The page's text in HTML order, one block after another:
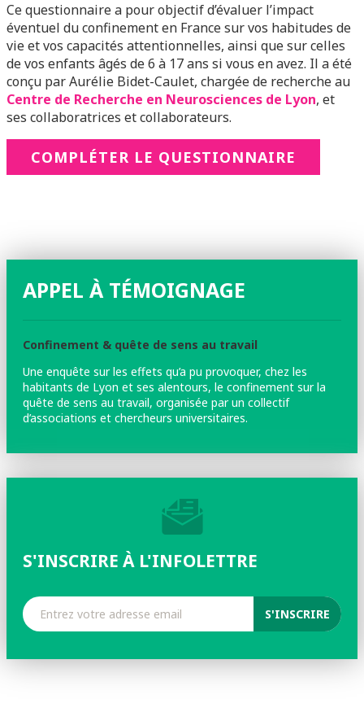
Ce questionnaire a pour objectif d’évaluer l’impact
éventuel du confinement en France sur vos habitudes de
vie et vos capacités attentionnelles, ainsi que sur celles
de vos enfants âgés de 6 à 17 ans si vous en avez. Il a été
conçu par Aurélie Bidet-Caulet, chargée de recherche au
Centre de Recherche en Neurosciences de Lyon, et
ses collaboratrices et collaborateurs.
COMPLÉTER LE QUESTIONNAIRE
APPEL À TÉMOIGNAGE
Confinement & quête de sens au travail
Une enquête sur les effets qu’a pu provoquer, chez les
habitants de Lyon et ses alentours, le confinement sur la
quête de sens au travail, organisée par un collectif
d’associations et chercheurs universitaires.
S'INSCRIRE À L'INFOLETTRE